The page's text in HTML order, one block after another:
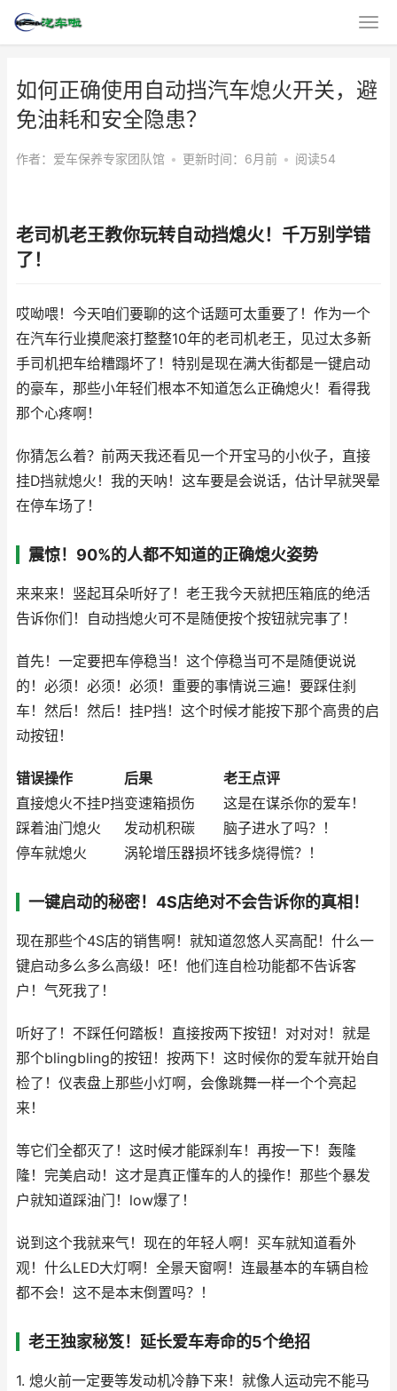
如何正确使用自动挡汽车熄火开关，避
免油耗和安全隐患？
作者：爱车保养专家团队馆 • 更新时间：6月前 • 阅读54
老司机老王教你玩转自动挡熄火！千万别学错
了！
哎呦喂！今天咱们要聊的这个话题可太重要了！作为一个
在汽车行业摸爬滚打整整10年的老司机老王，见过太多新
手司机把车给糟蹋坏了！特别是现在满大街都是一键启动
的豪车，那些小年轻们根本不知道怎么正确熄火！看得我
那个心疼啊！
你猜怎么着？前两天我还看见一个开宝马的小伙子，直接
挂D挡就熄火！我的天呐！这车要是会说话，估计早就哭晕
在停车场了！
震惊！90%的人都不知道的正确熄火姿势
来来来！竖起耳朵听好了！老王我今天就把压箱底的绝活
告诉你们！自动挡熄火可不是随便按个按钮就完事了！
首先！一定要把车停稳当！这个停稳当可不是随便说说
的！必须！必须！必须！重要的事情说三遍！要踩住刹
车！然后！然后！挂P挡！这个时候才能按下那个高贵的启
动按钮！
错误操作 后果
老王点评
直接熄火不挂P挡变速箱损伤
这是在谋杀你的爱车！
踩着油门熄火
发动机积碳
脑子进水了吗？！
停车就熄火
涡轮增压器损坏钱多烧得慌？！
一键启动的秘密！4S店绝对不会告诉你的真相！
现在那些个4S店的销售啊！就知道忽悠人买高配！什么一
键启动多么多么高级！呸！他们连自检功能都不告诉客
户！气死我了！
听好了！不踩任何踏板！直接按两下按钮！对对对！就是
那个blingbling的按钮！按两下！这时候你的爱车就开始自
检了！仪表盘上那些小灯啊，会像跳舞一样一个个亮起
来！
等它们全都灭了！这时候才能踩刹车！再按一下！轰隆
隆！完美启动！这才是真正懂车的人的操作！那些个暴发
户就知道踩油门！low爆了！
说到这个我就来气！现在的年轻人啊！买车就知道看外
观！什么LED大灯啊！全景天窗啊！连最基本的车辆自检
都不会！这不是本末倒置吗？！
老王独家秘笈！延长爱车寿命的5个绝招
1. 熄火前一定要等发动机冷静下来！就像人运动完不能马